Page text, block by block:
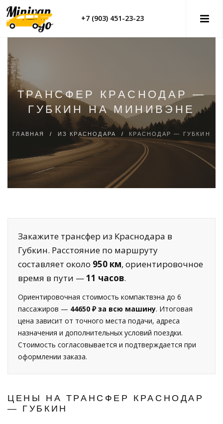
+7 (903) 451-23-23
ТРАНСФЕР КРАСНОДАР —
ГУБКИН НА МИНИВЭНЕ
ГЛАВНАЯ / ИЗ КРАСНОДАРА / КРАСНОДАР — ГУБКИН
Закажите трансфер из Краснодара в
Губкин. Расстояние по маршруту
составляет около 950 км, ориентировочное
время в пути —11 часов.
Ориентировочная стоимость компактвэна до 6
пассажиров — 44650 ₽ за всю машину. Итоговая
цена зависит от точного места подачи, адреса
назначения и дополнительных условий поездки.
Стоимость согласовывается и подтверждается при
оформлении заказа.
ЦЕНЫ НА ТРАНСФЕР КРАСНОДАР
— ГУБКИН